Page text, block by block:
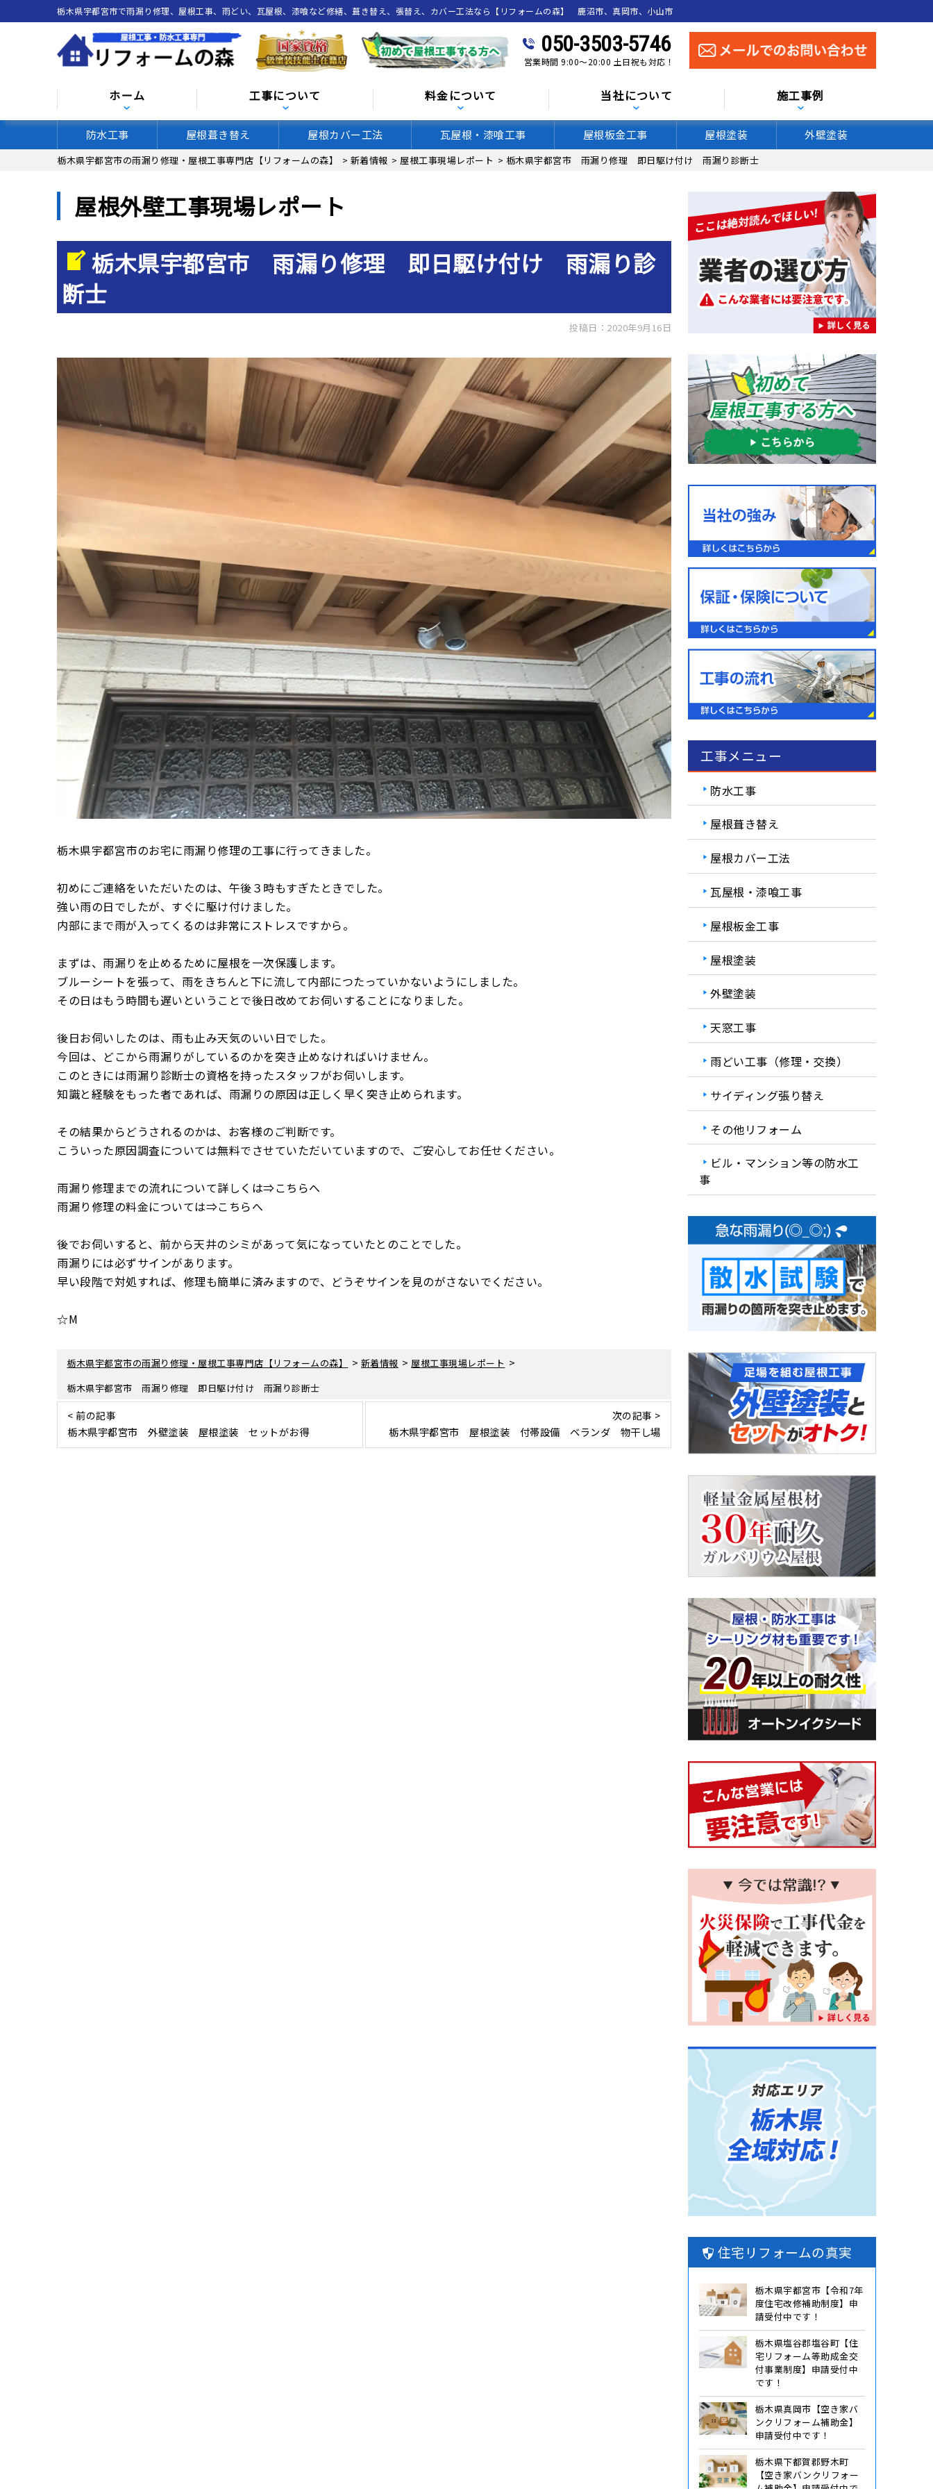
栃木県宇都宮市で雨漏り修理、屋根工事、雨どい、瓦屋根、漆喰など修繕、葺き替え、張替え、カバー工法なら【リフォームの森】 鹿沼市、真岡市、小山市
050-3503-5746
営業時間 9:00～20:00 土日祝も対応！
ホーム 工事について 料金について 当社について 施工事例
防水工事 屋根葺き替え 屋根カバー工法 瓦屋根・漆喰工事 屋根板金工事 屋根塗装 外壁塗装
栃木県宇都宮市の雨漏り修理・屋根工事専門店【リフォームの森】 > 新着情報 > 屋根工事現場レポート > 栃木県宇都宮市 雨漏り修理 即日駆け付け 雨漏り診断士
屋根外壁工事現場レポート
栃木県宇都宮市 雨漏り修理 即日駆け付け 雨漏り診
断士
投稿日：2020年9月16日
栃木県宇都宮市のお宅に雨漏り修理の工事に行ってきました。
初めにご連絡をいただいたのは、午後３時もすぎたときでした。
強い雨の日でしたが、すぐに駆け付けました。
内部にまで雨が入ってくるのは非常にストレスですから。
まずは、雨漏りを止めるために屋根を一次保護します。
ブルーシートを張って、雨をきちんと下に流して内部につたっていかないようにしました。
その日はもう時間も遅いということで後日改めてお伺いすることになりました。
後日お伺いしたのは、雨も止み天気のいい日でした。
今回は、どこから雨漏りがしているのかを突き止めなければいけません。
このときには雨漏り診断士の資格を持ったスタッフがお伺いします。
知識と経験をもった者であれば、雨漏りの原因は正しく早く突き止められます。
その結果からどうされるのかは、お客様のご判断です。
こういった原因調査については無料でさせていただいていますので、ご安心してお任せください。
雨漏り修理までの流れについて詳しくは⇒こちらへ
雨漏り修理の料金については⇒こちらへ
後でお伺いすると、前から天井のシミがあって気になっていたとのことでした。
雨漏りには必ずサインがあります。
早い段階で対処すれば、修理も簡単に済みますので、どうぞサインを見のがさないでください。
☆M
栃木県宇都宮市の雨漏り修理・屋根工事専門店【リフォームの森】 > 新着情報 > 屋根工事現場レポート >
栃木県宇都宮市 雨漏り修理 即日駆け付け 雨漏り診断士
< 前の記事
栃木県宇都宮市 外壁塗装 屋根塗装 セットがお得
次の記事 >
栃木県宇都宮市 屋根塗装 付帯設備 ベランダ 物干し場
工事メニュー
防水工事
屋根葺き替え
屋根カバー工法
瓦屋根・漆喰工事
屋根板金工事
屋根塗装
外壁塗装
天窓工事
雨どい工事（修理・交換）
サイディング張り替え
その他リフォーム
ビル・マンション等の防水工
事
住宅リフォームの真実
栃木県宇都宮市【令和7年
度住宅改修補助制度】申
請受付中です！
栃木県塩谷郡塩谷町【住
宅リフォーム等助成金交
付事業制度】申請受付中
です！
栃木県真岡市【空き家バ
ンクリフォーム補助金】
申請受付中です！
栃木県下都賀郡野木町
【空き家バンクリフォー